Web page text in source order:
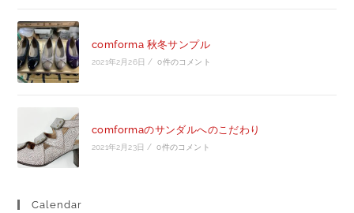
comforma 秋冬サンプル
2021年2月26日 / 0件のコメント
comformaのサンダルへのこだわり
2021年2月23日 / 0件のコメント
Calendar